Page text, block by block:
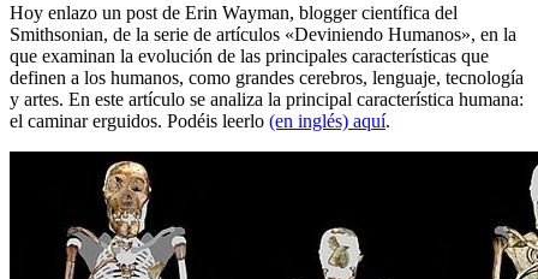
Hoy enlazo un post de Erin Wayman, blogger científica del
Smithsonian, de la serie de artículos «Deviniendo Humanos», en la
que examinan la evolución de las principales características que
definen a los humanos, como grandes cerebros, lenguaje, tecnología
y artes. En este artículo se analiza la principal característica humana:
el caminar erguidos. Podéis leerlo (en inglés) aquí.